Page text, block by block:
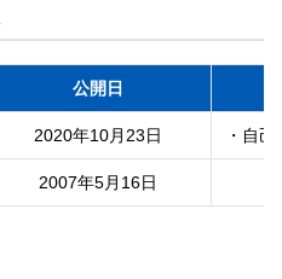
公開日
2020年10月23日 ・自
2007年5月16日